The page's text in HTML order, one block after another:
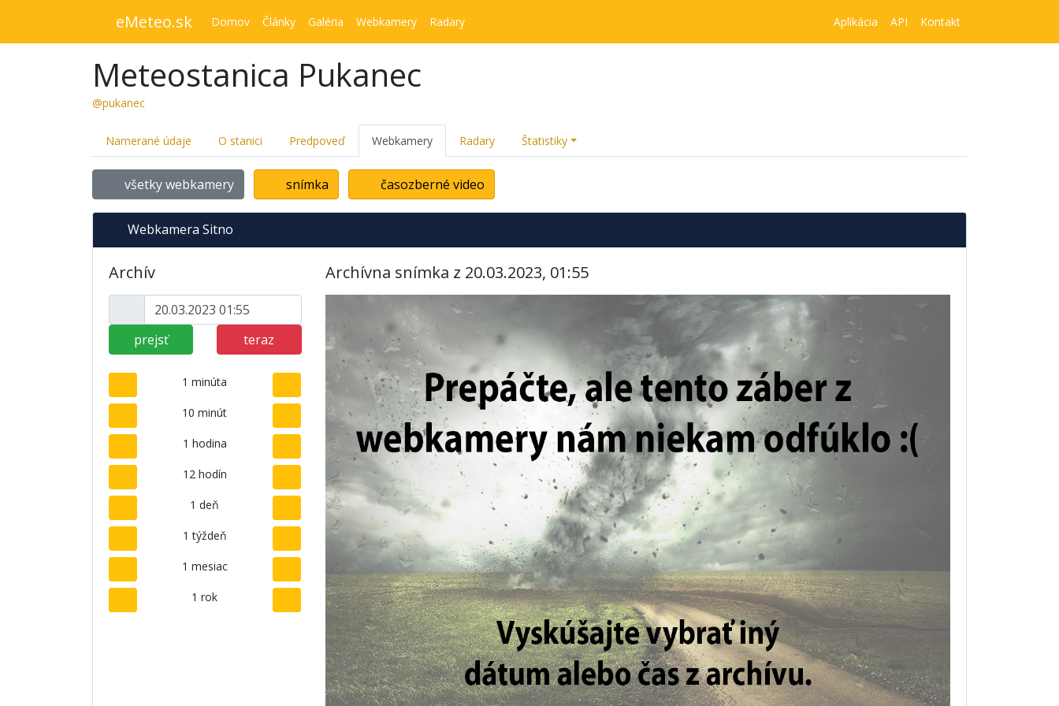
eMeteo.sk Domov Články Galéria Webkamery Radary Aplikácia API Kontakt
Meteostanica Pukanec
@pukanec
Namerané údaje O stanici Predpoveď Webkamery Radary Štatistiky
všetky webkamery snímka časozberné video
Webkamera Sitno
Archív
prejsť teraz
1 minúta
10 minút
1 hodina
12 hodín
1 deň
1 týždeň
1 mesiac
1 rok
Archívna snímka z 20.03.2023, 01:55